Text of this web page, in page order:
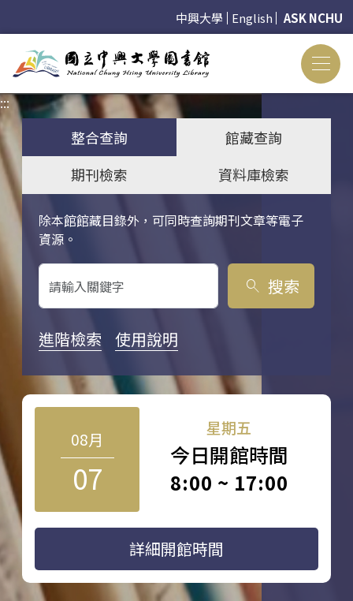
中興大學 English ASK NCHU
:::
整合查詢
館藏查詢
期刊檢索
資料庫檢索
除本館館藏目錄外，可同時查詢期刊文章等電子
資源。
關鍵字搜尋
search 搜索
進階檢索 使用說明
08月
07
星期五
今日開館時間
8:00 ~ 17:00
詳細開館時間